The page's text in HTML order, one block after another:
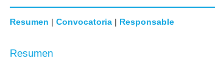
Resumen | Convocatoria | Responsable
Resumen